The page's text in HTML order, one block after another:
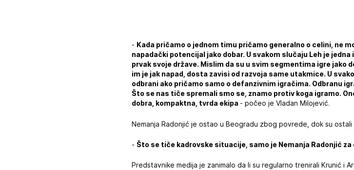
- Kada pričamo o jednom timu pričamo generalno o celini, ne
napadački potencijal jako dobar. U svakom slučaju Leh je
prvak svoje države. Mislim da su u svim segmentima igre jako
im je jak napad, dosta zavisi od razvoja same utakmice. U
odbrani ako pričamo samo o defanzivnim igračima. Odbranu
Što se nas tiče spremali smo se, znamo protiv koga igramo.
dobra, kompaktna, tvrda ekipa - počeo je Vladan Milojević.
Nemanja Radonjić je ostao u Beogradu zbog povrede, dok su
- Što se tiče kadrovske situacije, samo je Nemanja Radonjić
Predstavnike medija je zanimalo da li su regularno trenirali Krunić i